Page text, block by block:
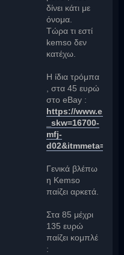
δίνει κάτι με
όνομα.
Τώρα τι εστί
kemso δεν
κατέχω.
Η ίδια τρόμπα
, στα 45 ευρώ
στο eBay :
https://
_skw=16700-
mfj-
Γενικά βλέπω
η Kemso
παίζει αρκετά.
Στα 85 μέχρι
135 ευρώ
παίζει κομπλέ
: